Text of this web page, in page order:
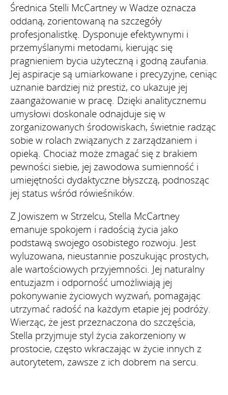
Średnica Stelli McCartney w Wadze oznacza
oddaną, zorientowaną na szczegóły
profesjonalistkę. Dysponuje efektywnymi i
przemyślanymi metodami, kierując się
pragnieniem bycia użyteczną i godną zaufania.
Jej aspiracje są umiarkowane i precyzyjne, ceniąc
uznanie bardziej niż prestiż, co ukazuje jej
zaangażowanie w pracę. Dzięki analitycznemu
umysłowi doskonale odnajduje się w
zorganizowanych środowiskach, świetnie radząc
sobie w rolach związanych z zarządzaniem i
opieką. Chociaż może zmagać się z brakiem
pewności siebie, jej zawodowa sumienność i
umiejętności dydaktyczne błyszczą, podnosząc
jej status wśród rówieśników.
Z Jowiszem w Strzelcu, Stella McCartney
emanuje spokojem i radością życia jako
podstawą swojego osobistego rozwoju. Jest
wyluzowana, nieustannie poszukując prostych,
ale wartościowych przyjemności. Jej naturalny
entuzjazm i odporność umożliwiają jej
pokonywanie życiowych wyzwań, pomagając
utrzymać radość na każdym etapie jej podróży.
Wierząc, że jest przeznaczona do szczęścia,
Stella przyjmuje styl życia zakorzeniony w
prostocie, często wkraczając w życie innych z
autorytetem, zawsze z ich dobrem na sercu.